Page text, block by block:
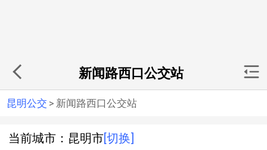
新闻路西口公交站
昆明公交 > 新闻路西口公交站
当前城市：昆明市 [切换]